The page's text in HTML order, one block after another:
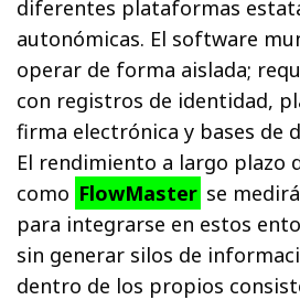
diferentes plataformas
autonómicas. El software
operar de forma aislada;
con registros de identidad,
firma electrónica y bases de
El rendimiento a largo plazo
como FlowMaster se
para integrarse en estos
sin generar silos de
dentro de los propios